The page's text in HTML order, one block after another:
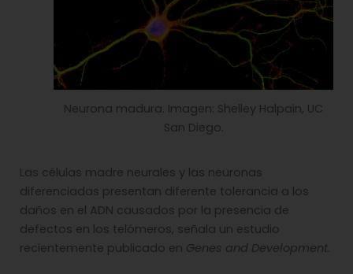
Neurona madura. Imagen: Shelley Halpain, UC
San Diego.
Las células madre neurales y las neuronas
diferenciadas presentan diferente tolerancia a los
daños en el ADN causados por la presencia de
defectos en los telómeros, señala un estudio
recientemente publicado en Genes and Development.